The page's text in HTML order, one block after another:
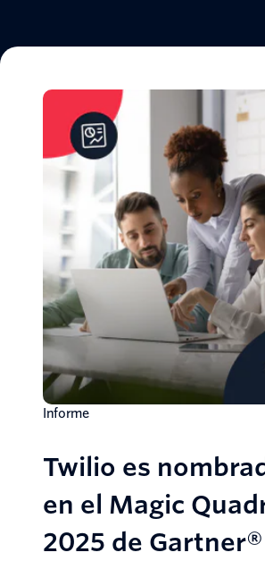
Informe
Twilio es
en el Magic
2025 de